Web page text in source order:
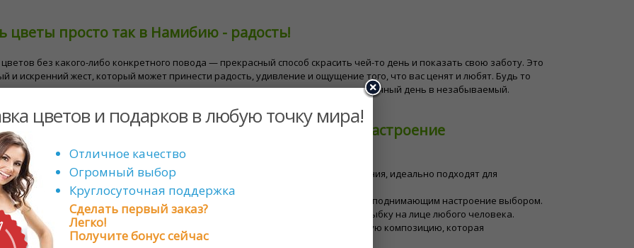
цветы просто так в Намибию - радость!
без какого-либо конкретного повода — прекрасный способ скрасить чей-то день и показать свою заботу. Это
и искренний жест, который может принести радость, удивление и ощущение того, что вас ценят и любят. Будь то
семьи или партнеру, цветы, отправленные «просто так», могут превратить обычный день в незабываемый.
цветы и подарки в Намибию, которые поднимут настроение
- Их яркий и жизнерадостный вид мгновенно поднимет настроение любому.
- Простые, но радостные ромашки символизируют чистоту и новые начинания, идеально подходят для
счастья.
- Тюльпаны, олицетворяющие радость и счастье, являются универсальным и поднимающим настроение выбором.
- ромашки. Благодаря своим ярким цветам они известны тем, что вызывают улыбку на лице любого человека.
- букеты. Сочетание различных цветов может создать красивую и красочную композицию, которая
порадует.
цветов и подарков в любую точку мира!
Отличное качество
Огромный выбор
Круглосуточная поддержка
Сделать первый заказ?
Легко!
Получите бонус сейчас